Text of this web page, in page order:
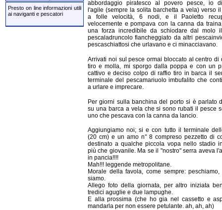
Presto on line informazioni utili
ai naviganti e pescatori
abbordaggio piratesco al povero pesce, io
l'agile (sempre la solita barchetta a vela) verso
a folle velocità, 6 nodi, e il Paoletto
velocemente e pompava con la canna da
una forza incredibile da schiodare dal molo
pescaladruncolo fiancheggiato da altri
pescaschiattosi che urlavano e ci minacciavano.
Arrivati noi sul pesce ormai bloccato al centro di
tiro e molla, mi sporgo dalla poppa e con un
cattivo e deciso colpo di raffio tiro in barca il
terminale del pescamariuolo imbufalito che
a urlare e imprecare.
Per giorni sulla banchina del porto si è parlato
su una barca a vela che si sono rubati il pesce
uno che pescava con la canna da lancio.
Aggiungiamo noi; si e con tutto il terminale
(20 cm) e un amo n° 8 compreso pezzetto di
destinato a qualche piccola vopa nello stadio
più che giovanile. Ma se il "nostro" serra aveva
in pancia!!!!
Mah!!! leggende metropolitane.
Morale della favola, come sempre: peschiamo,
siamo.
Allego foto della giornata, per altro iniziata
tredici aguglie e due lampughe.
E alla prossima (che ho gia nel cassetto e
mandarla per non essere petulante. ah, ah, ah)